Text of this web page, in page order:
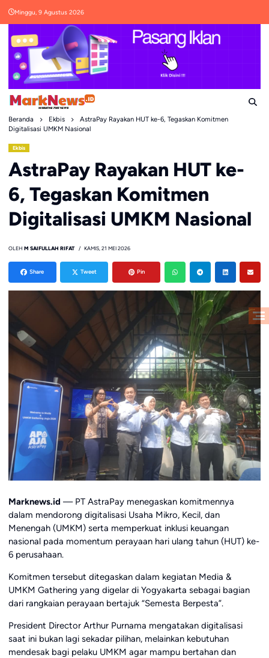
Minggu, 9 Agustus 2026
Beranda Ekbis
AstraPay Rayakan HUT ke-6, Tegaskan Komitmen
Digitalisasi UMKM Nasional
Ekbis
AstraPay Rayakan HUT ke-
6, Tegaskan Komitmen
Digitalisasi UMKM Nasional
OLEH M SAIFULLAH RIFAT KAMIS, 21 MEI 2026
Share Tweet Pin
Marknews.id — PT AstraPay menegaskan komitmennya
dalam mendorong digitalisasi Usaha Mikro, Kecil, dan
Menengah (UMKM) serta memperkuat inklusi keuangan
nasional pada momentum perayaan hari ulang tahun (HUT) ke-
6 perusahaan.
Komitmen tersebut ditegaskan dalam kegiatan Media &
UMKM Gathering yang digelar di Yogyakarta sebagai bagian
dari rangkaian perayaan bertajuk “Semesta Berpesta”.
President Director Arthur Purnama mengatakan digitalisasi
saat ini bukan lagi sekadar pilihan, melainkan kebutuhan
mendesak bagi pelaku UMKM agar mampu bertahan dan